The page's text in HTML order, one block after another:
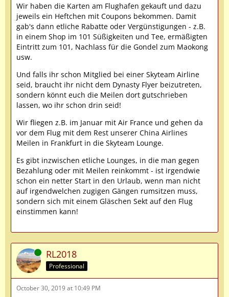
Wir haben die Karten am Flughafen gekauft und dazu
jeweils ein Heftchen mit Coupons bekommen. Damit
gab's dann etliche Rabatte oder Vergünstigungen - z.B.
in einem Shop im 101 Süßigkeiten und Tee, ermäßigten
Eintritt zum 101, Nachlass für die Gondel zum Maokong
usw.
Und falls ihr schon Mitglied bei einer Skyteam Airline
seid, braucht ihr nicht dem Dynasty Flyer beizutreten,
sondern könnt euch die Meilen dort gutschrieben
lassen, wo ihr schon drin seid!
Wir fliegen z.B. im Januar mit Air France und gehen da
vor dem Flug mit dem Rest unserer China Airlines
Meilen in Frankfurt in die Skyteam Lounge.
Es gibt inzwischen etliche Lounges, in die man gegen
Bezahlung oder mit Meilen reinkommt - ist irgendwie
schon ein netter Start in den Urlaub, wenn man nicht
auf irgendwelchen zugigen Gängen rumsitzen muss,
sondern sich mit einem Gläschen Sekt auf den Flug
einstimmen kann!
Online RL2018
Professional
October 30, 2019 at 10:49 PM